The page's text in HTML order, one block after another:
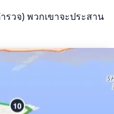
รวจ) พวกเขาจะประสาน